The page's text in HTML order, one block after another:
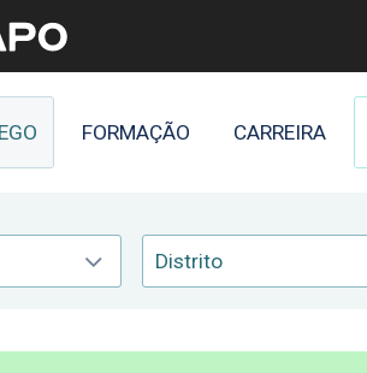
FORMAÇÃO CARREIRA
Distrito